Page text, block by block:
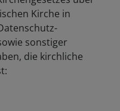
Kirche in
sonstiger
die kirchliche